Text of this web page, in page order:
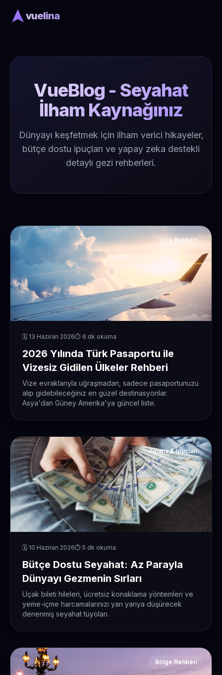
vuelina
VueBlog - Seyahat
İlham Kaynağınız
Dünyayı keşfetmek için ilham verici hikayeler,
bütçe dostu ipuçları ve yapay zeka destekli
detaylı gezi rehberleri.
Vize Rehberi
🗓️ 13 Haziran 2026⏱️ 6 dk okuma
2026 Yılında Türk Pasaportu ile
Vizesiz Gidilen Ülkeler Rehberi
Vize evraklarıyla uğraşmadan, sadece pasaportunuzu
alıp gidebileceğiniz en güzel destinasyonlar.
Asya'dan Güney Amerika'ya güncel liste.
Finans & İpuçları
🗓️ 10 Haziran 2026⏱️ 5 dk okuma
Bütçe Dostu Seyahat: Az Parayla
Dünyayı Gezmenin Sırları
Uçak bileti hileleri, ücretsiz konaklama yöntemleri ve
yeme-içme harcamalarınızı yarı yarıya düşürecek
denenmiş seyahat tüyoları.
Bölge Rehberi